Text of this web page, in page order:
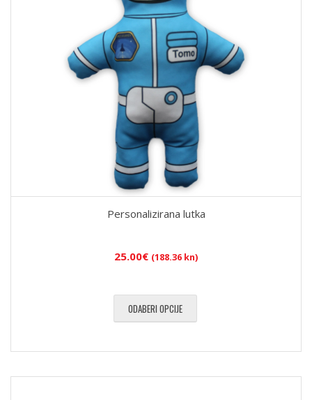
Personalizirana lutka
25.00€ (188.36 kn)
ODABERI OPCIJE